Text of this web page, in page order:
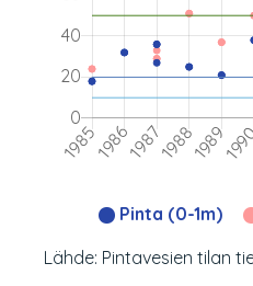
Pinta (0-1m)
Lähde: Pintavesien tilan